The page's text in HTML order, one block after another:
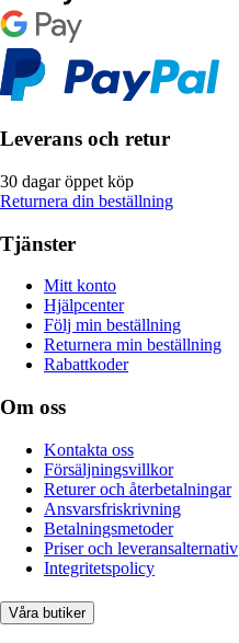
Leverans och retur
30 dagar öppet köp
Returnera din beställning
Tjänster
Mitt konto
Hjälpcenter
Följ min beställning
Returnera min beställning
Rabattkoder
Om oss
Kontakta oss
Försäljningsvillkor
Returer och återbetalningar
Ansvarsfriskrivning
Betalningsmetoder
Priser och leveransalternativ
Integritetspolicy
Våra butiker